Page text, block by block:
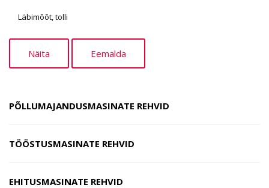
Läbimõõt, tolli
PÕLLUMAJANDUSMASINATE REHVID
TÖÖSTUSMASINATE REHVID
EHITUSMASINATE REHVID